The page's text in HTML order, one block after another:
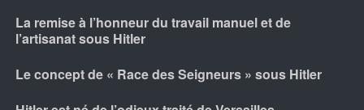
La remise à l’honneur du travail manuel et de
l’artisanat sous Hitler
Le concept de « Race des Seigneurs » sous Hitler